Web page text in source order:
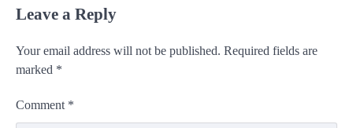
Leave a Reply
Your email address will not be published. Required fields are
marked *
Comment *